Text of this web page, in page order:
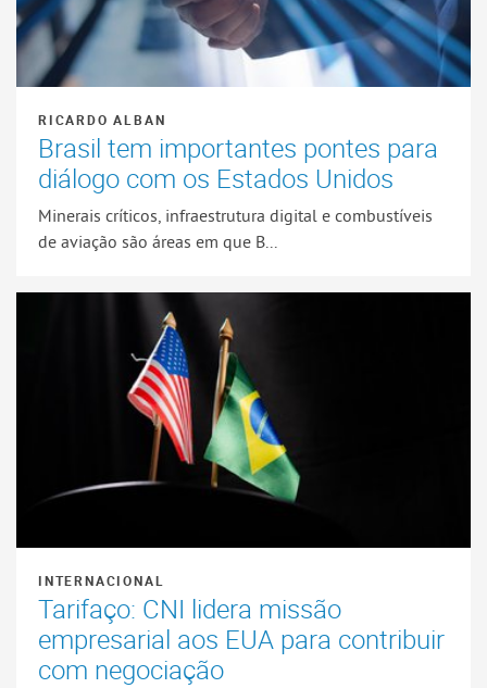
RICARDO ALBAN
Brasil tem importantes pontes para
diálogo com os Estados Unidos
Minerais críticos, infraestrutura digital e combustíveis
de aviação são áreas em que B...
INTERNACIONAL
Tarifaço: CNI lidera missão
empresarial aos EUA para contribuir
com negociação